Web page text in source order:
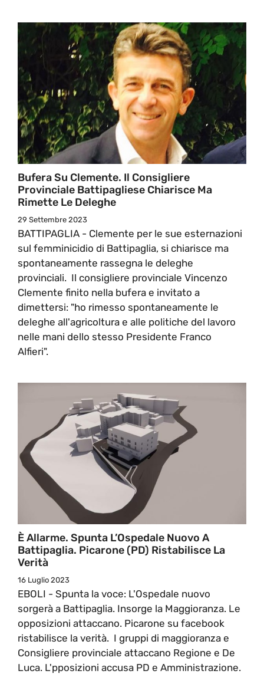
Bufera Su Clemente. Il Consigliere
Provinciale Battipagliese Chiarisce Ma
Rimette Le Deleghe
29 Settembre 2023
BATTIPAGLIA - Clemente per le sue esternazioni
sul femminicidio di Battipaglia, si chiarisce ma
spontaneamente rassegna le deleghe
provinciali. Il consigliere provinciale Vincenzo
Clemente finito nella bufera e invitato a
dimettersi: "ho rimesso spontaneamente le
deleghe all'agricoltura e alle politiche del lavoro
nelle mani dello stesso Presidente Franco
Alfieri".
È Allarme. Spunta L’Ospedale Nuovo A
Battipaglia. Picarone (PD) Ristabilisce La
Verità
16 Luglio 2023
EBOLI - Spunta la voce: L'Ospedale nuovo
sorgerà a Battipaglia. Insorge la Maggioranza. Le
opposizioni attaccano. Picarone su facebook
ristabilisce la verità. I gruppi di maggioranza e
Consigliere provinciale attaccano Regione e De
Luca. L'pposizioni accusa PD e Amministrazione.